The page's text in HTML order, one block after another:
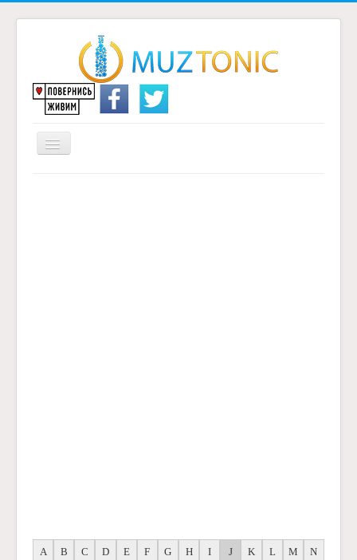
Перемикач
навігації
A B C D E F G H I J K L M N